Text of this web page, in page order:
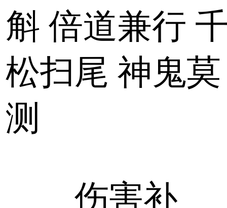
斛 倍道兼行
松扫尾 神鬼莫
测
伤害补